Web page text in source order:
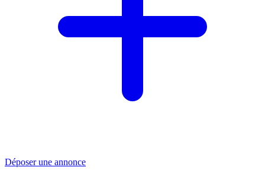
Déposer une annonce